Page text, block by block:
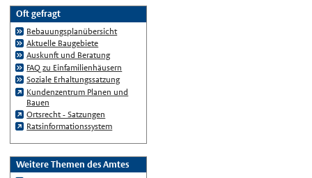
Español
Polski
Русский
中文
Automatische Übersetzung, ohne
Gewähr auf Richtigkeit.
Oft gefragt
Bebauungsplanübersicht
Aktuelle Baugebiete
Auskunft und Beratung
FAQ zu Einfamilienhäusern
Soziale Erhaltungssatzung
Kundenzentrum Planen und
Bauen
Ortsrecht - Satzungen
Ratsinformationssystem
Weitere Themen des Amtes